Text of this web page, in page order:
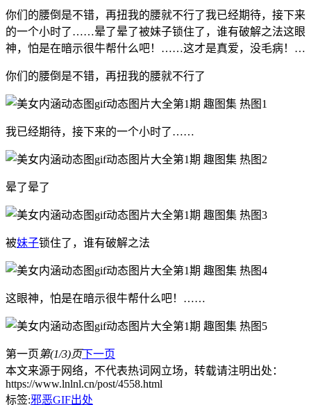
你们的腰倒是不错，再扭我的腰就不行了我已经期待，接下来
的一个小时了……晕了晕了被妹子锁住了，谁有破解之法这眼
神，怕是在暗示很牛帮什么吧！……这才是真爱，没毛病！…
你们的腰倒是不错，再扭我的腰就不行了
我已经期待，接下来的一个小时了……
晕了晕了
被妹子锁住了，谁有破解之法
这眼神，怕是在暗示很牛帮什么吧！……
第一页 第(1/3)页下一页
本文来源于网络，不代表热词网立场，转载请注明出处：
https://www.lnlnl.cn/post/4558.html
标签:邪恶GIF出处